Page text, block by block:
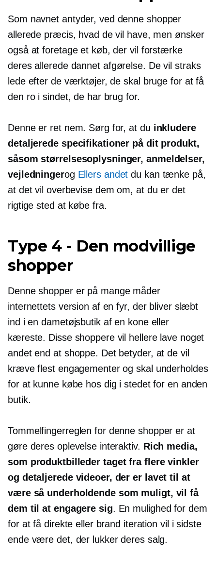
Som navnet antyder, ved denne shopper
allerede præcis, hvad de vil have, men ønsker
også at foretage et køb, der vil forstærke
deresallerede dannetafgørelse. De vil straks
lede efter de værktøjer, de skal bruge for at få
den ro i sindet, de har brug for.
Denne er ret nem. Sørg for, at du inkludere
detaljerede specifikationer på dit produkt,
såsom størrelsesoplysninger, anmeldelser,
vejledningerog Ellers andet du kan tænke på,
at det vil overbevise dem om, at du er det
rigtige sted at købe fra.
Type 4 - Den modvillige
shopper
Denne shopper er på mange måder
internettets version af en fyr, der bliver slæbt
ind i en dametøjsbutik af en kone eller
kæreste. Disse shoppere vil hellere lave noget
andet end at shoppe. Det betyder, at de vil
kræve flest engagementer og skal underholdes
for at kunne købe hos dig i stedet for en anden
butik.
Tommelfingerreglen for denne shopper er at
gøre deres oplevelse interaktiv. Rich media,
som produktbilleder taget fra flere vinkler
og detaljerede videoer, der er lavet til at
være så underholdende som muligt, vil få
dem til at engagere sig. En mulighed for dem
for at få direkte eller brand iteration vil i sidste
ende være det, der lukker deres salg.